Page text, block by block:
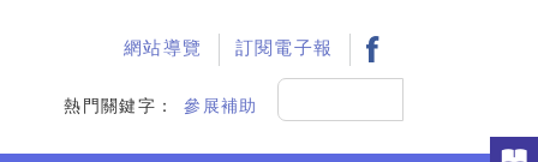
網站導覽
訂閱電子報
熱門關鍵字：參展補助
搜
尋